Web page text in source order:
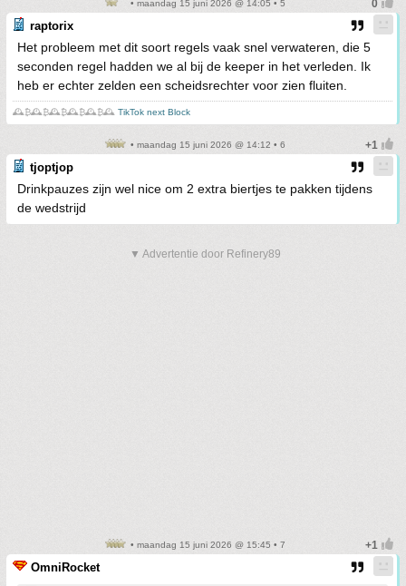
• maandag 15 juni 2026 @ 14:05 • 5
raptorix
Het probleem met dit soort regels vaak snel verwateren, die 5
seconden regel hadden we al bij de keeper in het verleden. Ik
heb er echter zelden een scheidsrechter voor zien fluiten.
🕰️₿🕰️₿🕰️₿🕰️₿🕰️₿🕰️ TikTok next Block
• maandag 15 juni 2026 @ 14:12 • 6
tjoptjop
Drinkpauzes zijn wel nice om 2 extra biertjes te pakken tijdens
de wedstrijd
▼ Advertentie door Refinery89
• maandag 15 juni 2026 @ 15:45 • 7
OmniRocket